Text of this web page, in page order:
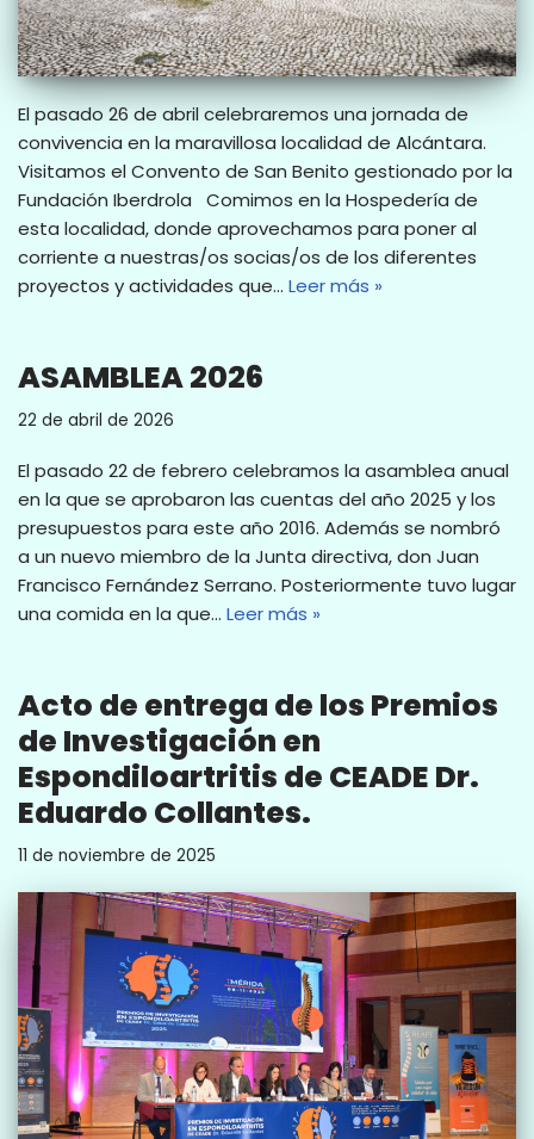
El pasado 26 de abril celebraremos una jornada de
convivencia en la maravillosa localidad de Alcántara.
Visitamos el Convento de San Benito gestionado por la
Fundación Iberdrola Comimos en la Hospedería de
esta localidad, donde aprovechamos para poner al
corriente a nuestras/os socias/os de los diferentes
proyectos y actividades que… Leer más »
ASAMBLEA 2026
22 de abril de 2026
El pasado 22 de febrero celebramos la asamblea anual
en la que se aprobaron las cuentas del año 2025 y los
presupuestos para este año 2016. Además se nombró
a un nuevo miembro de la Junta directiva, don Juan
Francisco Fernández Serrano. Posteriormente tuvo lugar
una comida en la que… Leer más »
Acto de entrega de los Premios
de Investigación en
Espondiloartritis de CEADE Dr.
Eduardo Collantes.
11 de noviembre de 2025